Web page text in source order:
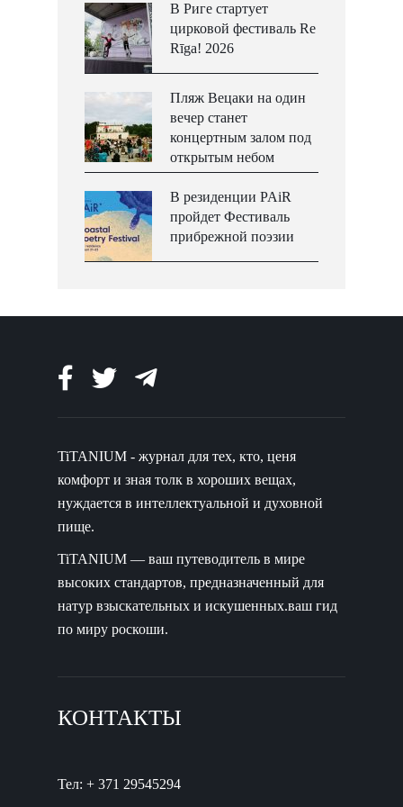
В Риге стартует
цирковой фестиваль Re
Rīga! 2026
Пляж Вецаки на один
вечер станет
концертным залом под
открытым небом
В резиденции PAiR
пройдет Фестиваль
прибрежной поэзии
TiTANIUM - журнал для тех, кто, ценя
комфорт и зная толк в хороших вещах,
нуждается в интеллектуальной и духовной
пище.
TiTANIUM — ваш путеводитель в мире
высоких стандартов, предназначенный для
натур взыскательных и искушенных.ваш гид
по миру роскоши.
КОНТАКТЫ
Тел: + 371 29545294